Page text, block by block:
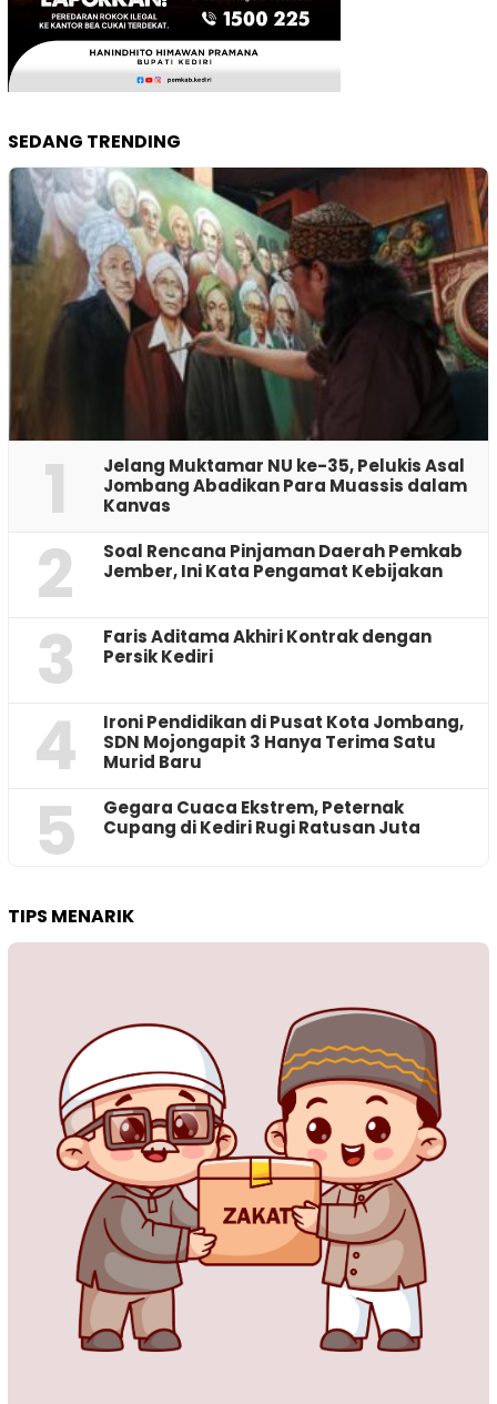
SEDANG TRENDING
1
Jelang Muktamar NU ke-35, Pelukis Asal
Jombang Abadikan Para Muassis dalam
Kanvas
2
‎Soal Rencana Pinjaman Daerah Pemkab
Jember, Ini Kata Pengamat Kebijakan ‎
3
Faris Aditama Akhiri Kontrak dengan
Persik Kediri
4
Ironi Pendidikan di Pusat Kota Jombang,
SDN Mojongapit 3 Hanya Terima Satu
Murid Baru
5
‎Gegara Cuaca Ekstrem, Peternak
Cupang di Kediri Rugi Ratusan Juta
TIPS MENARIK